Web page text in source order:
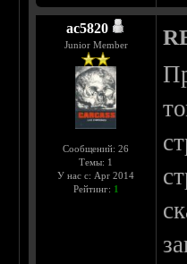
ac5820
Junior Member
Сообщений: 26
Темы: 1
У нас с: Apr 2014
Рейтинг: 1